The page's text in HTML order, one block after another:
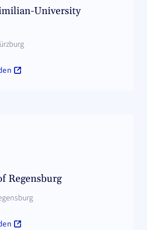
University
Regensburg